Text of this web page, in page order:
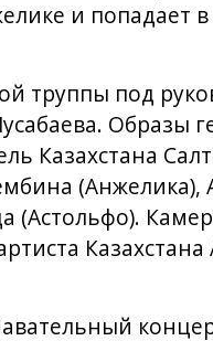
и попадает
труппы под
Образы
Казахстана
(Анжелика),
(Астольфо).
Казахстана